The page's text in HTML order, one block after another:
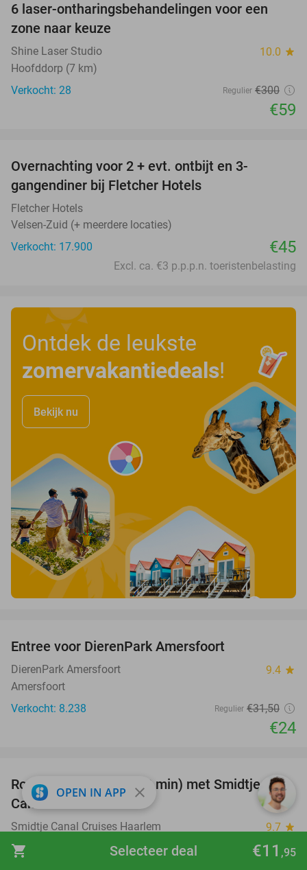
shopping_cart €11 ,95
Selecteer deal
80%
6 laser-ontharingsbehandelingen voor een
zone naar keuze
Shine Laser Studio 10.0 star
Hoofddorp (7 km)
Verkocht: 28
Regulier €300
€59
Overnachting voor 2 + evt. ontbijt en 3-
gangendiner bij Fletcher Hotels
Fletcher Hotels
Velsen-Zuid (+ meerdere locaties)
Verkocht: 17.900
€45
Excl. ca. €3 p.p.p.n. toeristenbelasting
Ontdek de leukste
zomervakantiedeals!
Bekijk nu
Entree voor DierenPark Amersfoort
DierenPark Amersfoort 9.4 star
Amersfoort
Verkocht: 8.238
Regulier €31,50
€24
48%
Rondvaart Haarlem (50 min) met Smidtje
Canal Cruises
Smidtje Canal Cruises Haarlem 9.7 star
Haarlem
OPEN IN APP close